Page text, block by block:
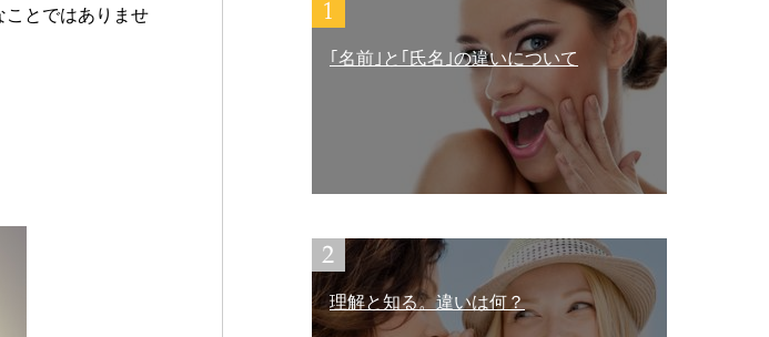
ことではありませ
｢名前｣と｢氏名｣の違いについて
理解と知る。違いは何？